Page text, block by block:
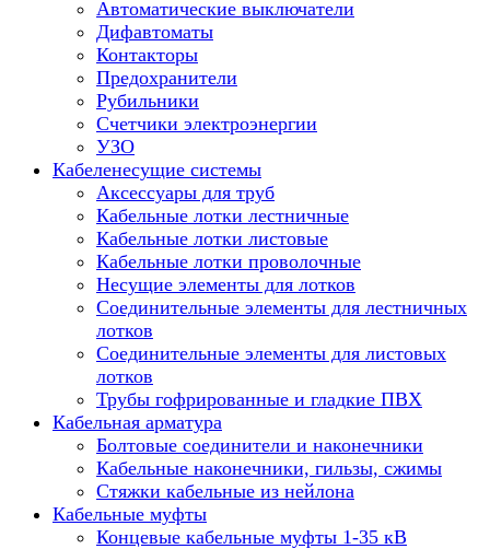
Автоматические выключатели
Дифавтоматы
Контакторы
Предохранители
Рубильники
Счетчики электроэнергии
УЗО
Кабеленесущие системы
Аксессуары для труб
Кабельные лотки лестничные
Кабельные лотки листовые
Кабельные лотки проволочные
Несущие элементы для лотков
Соединительные элементы для лестничных
лотков
Соединительные элементы для листовых
лотков
Трубы гофрированные и гладкие ПВХ
Кабельная арматура
Болтовые соединители и наконечники
Кабельные наконечники, гильзы, сжимы
Стяжки кабельные из нейлона
Кабельные муфты
Концевые кабельные муфты 1-35 кВ